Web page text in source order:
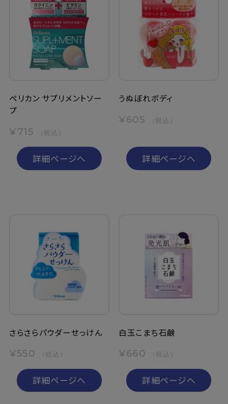
利用規約
ペリカン サプリメントソー
プ
¥715 （税込）
詳細ページへ
うぬぼれボディ
¥605 （税込）
詳細ページへ
さらさらパウダーせっけん
¥550 （税込）
詳細ページへ
白玉こまち石鹸
¥660 （税込）
詳細ページへ